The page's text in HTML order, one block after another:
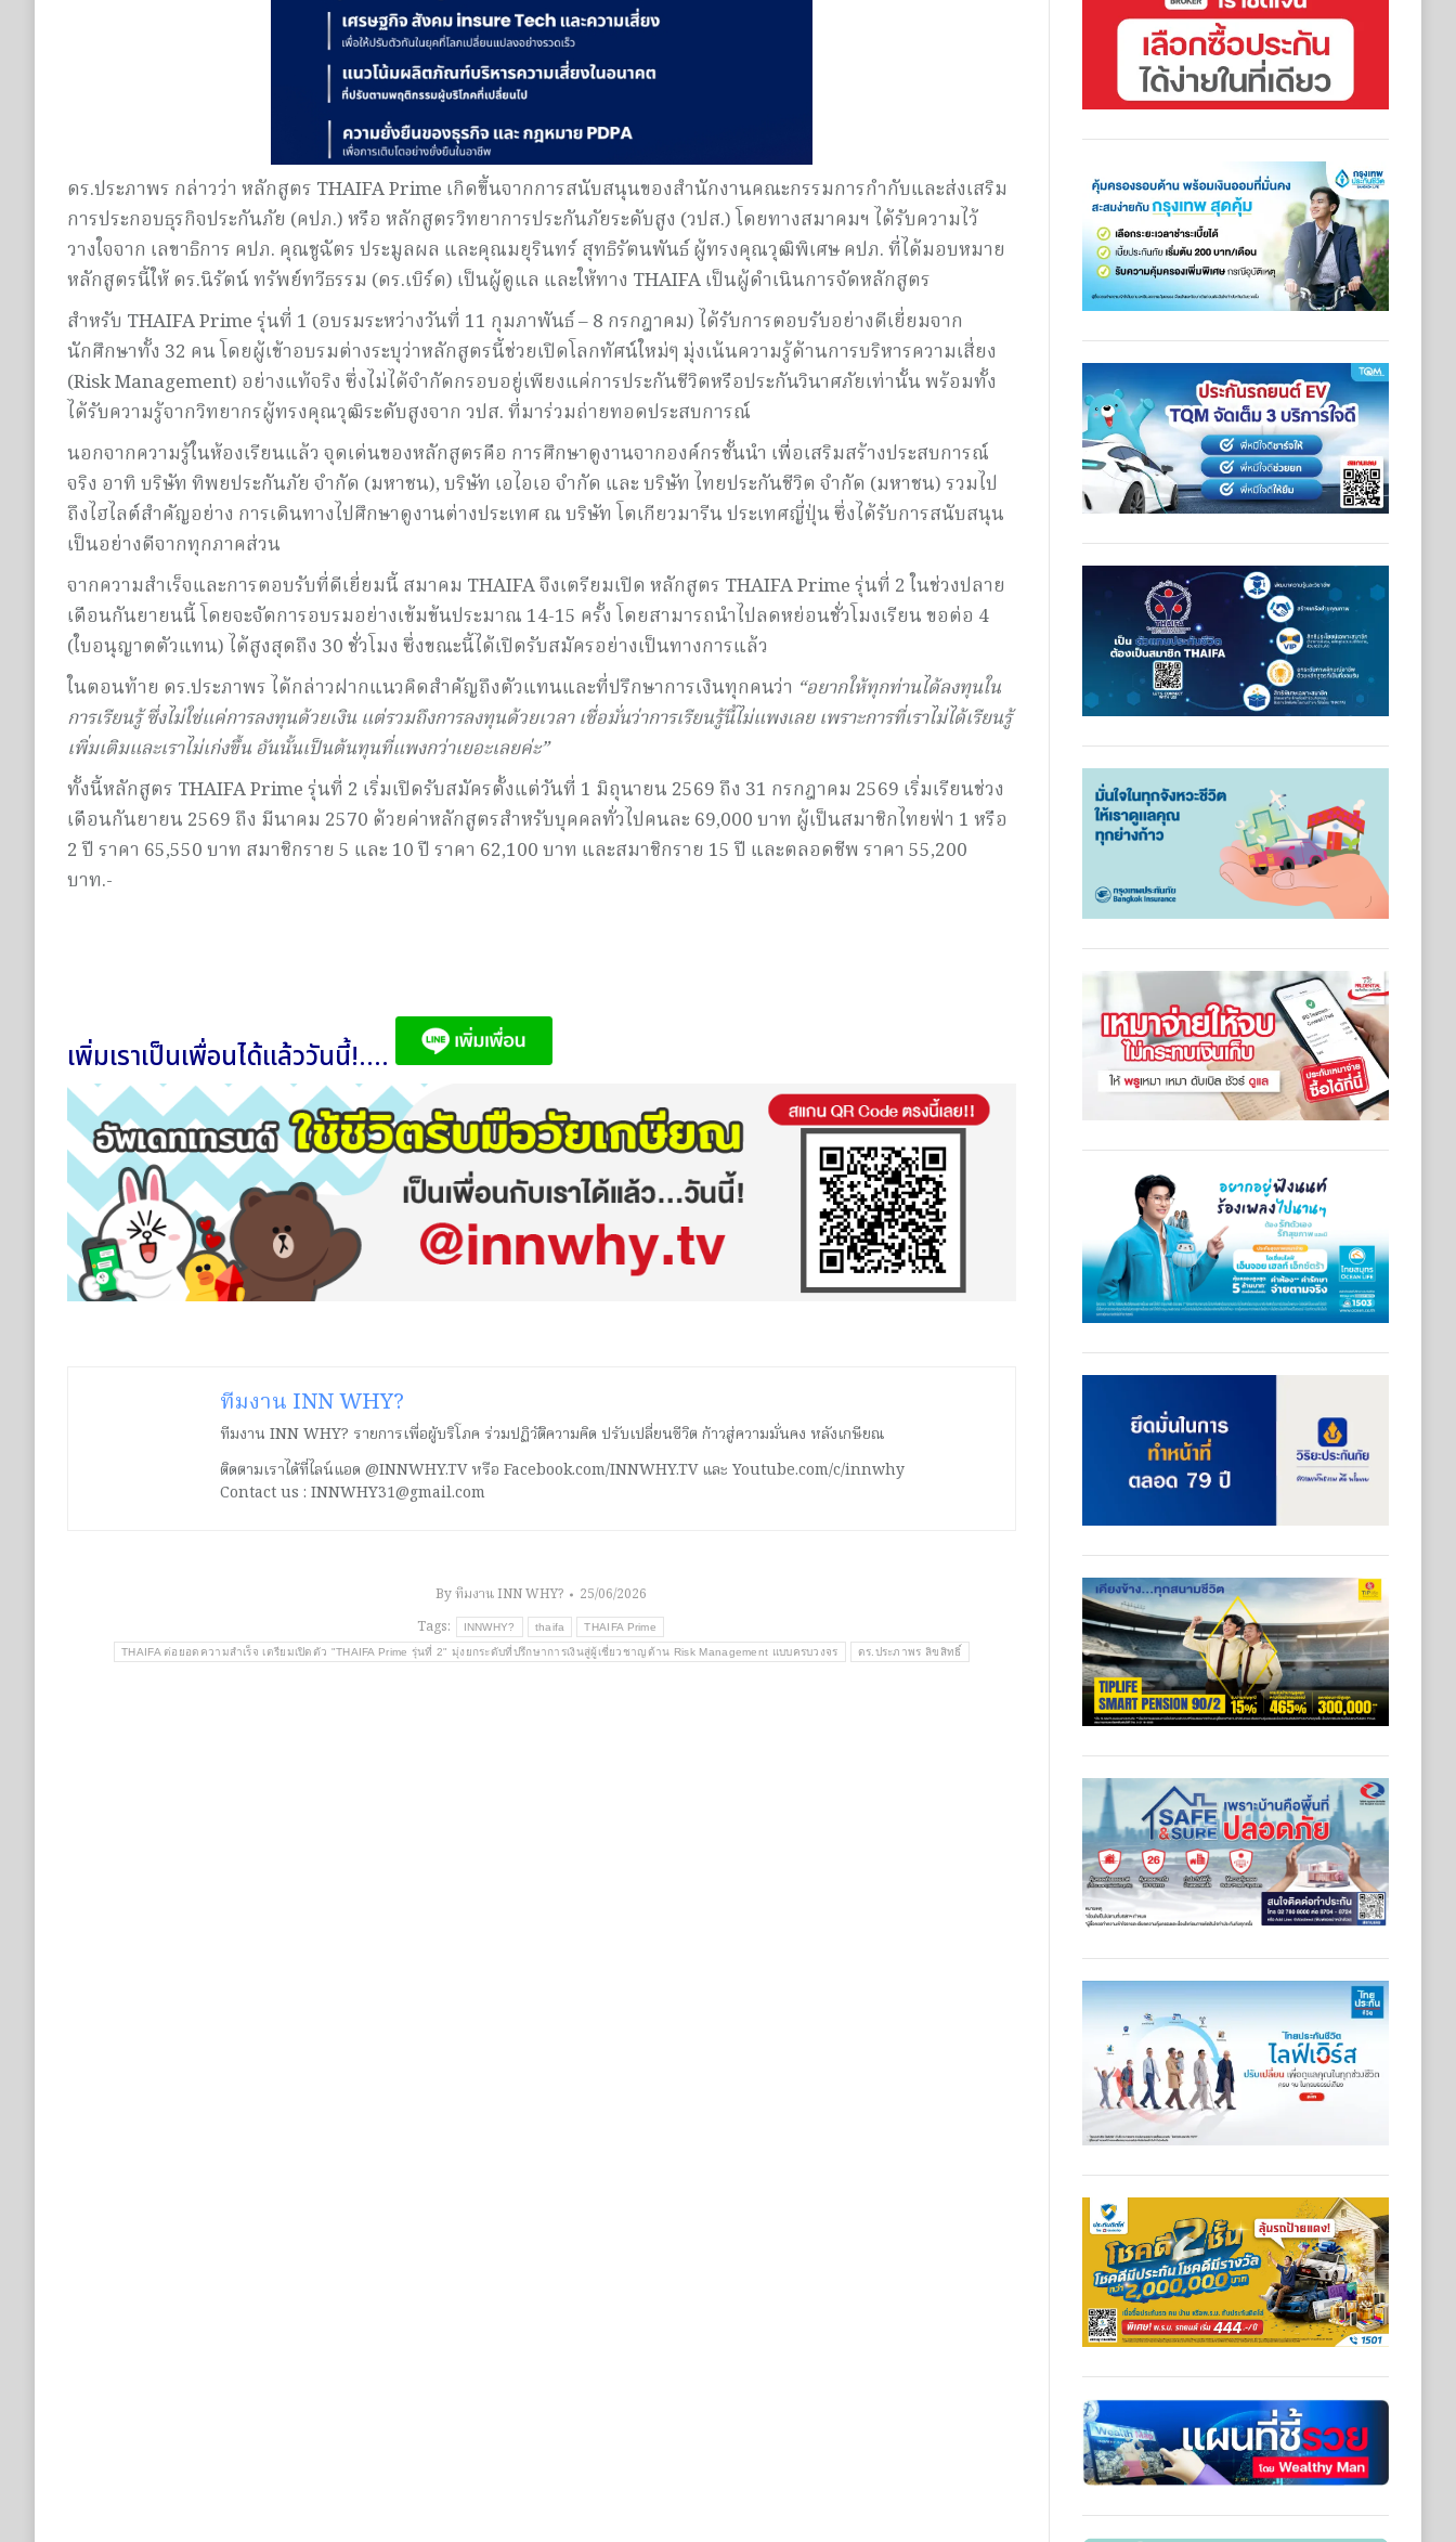
ดร.ประภาพร กล่าวว่า หลักสูตร THAIFA Prime เกิดขึ้นจากการสนับสนุนของสำนักงานคณะกรรมการกำกับและส่งเสริม
การประกอบธุรกิจประกันภัย (คปภ.) หรือ หลักสูตรวิทยาการประกันภัยระดับสูง (วปส.) โดยทางสมาคมฯ ได้รับความไว้
วางใจจาก เลขาธิการ คปภ. คุณชูฉัตร ประมูลผล และคุณมยุรินทร์ สุทธิรัตนพันธ์ ผู้ทรงคุณวุฒิพิเศษ คปภ. ที่ได้มอบหมาย
หลักสูตรนี้ให้ ดร.นิรัตน์ ทรัพย์ทวีธรรม (ดร.เบิร์ด) เป็นผู้ดูแล และให้ทาง THAIFA เป็นผู้ดำเนินการจัดหลักสูตร
สำหรับ THAIFA Prime รุ่นที่ 1 (อบรมระหว่างวันที่ 11 กุมภาพันธ์ – 8 กรกฎาคม) ได้รับการตอบรับอย่างดีเยี่ยมจาก
นักศึกษาทั้ง 32 คน โดยผู้เข้าอบรมต่างระบุว่าหลักสูตรนี้ช่วยเปิดโลกทัศน์ใหม่ๆ มุ่งเน้นความรู้ด้านการบริหารความเสี่ยง
(Risk Management) อย่างแท้จริง ซึ่งไม่ได้จำกัดกรอบอยู่เพียงแค่การประกันชีวิตหรือประกันวินาศภัยเท่านั้น พร้อมทั้ง
ได้รับความรู้จากวิทยากรผู้ทรงคุณวุฒิระดับสูงจาก วปส. ที่มาร่วมถ่ายทอดประสบการณ์
นอกจากความรู้ในห้องเรียนแล้ว จุดเด่นของหลักสูตรคือ การศึกษาดูงานจากองค์กรชั้นนำ เพื่อเสริมสร้างประสบการณ์
จริง อาทิ บริษัท ทิพยประกันภัย จำกัด (มหาชน), บริษัท เอไอเอ จำกัด และ บริษัท ไทยประกันชีวิต จำกัด (มหาชน) รวมไป
ถึงไฮไลต์สำคัญอย่าง การเดินทางไปศึกษาดูงานต่างประเทศ ณ บริษัท โตเกียวมารีน ประเทศญี่ปุ่น ซึ่งได้รับการสนับสนุน
เป็นอย่างดีจากทุกภาคส่วน
จากความสำเร็จและการตอบรับที่ดีเยี่ยมนี้ สมาคม THAIFA จึงเตรียมเปิด หลักสูตร THAIFA Prime รุ่นที่ 2 ในช่วงปลาย
เดือนกันยายนนี้ โดยจะจัดการอบรมอย่างเข้มข้นประมาณ 14-15 ครั้ง โดยสามารถนำไปลดหย่อนชั่วโมงเรียน ขอต่อ 4
(ใบอนุญาตตัวแทน) ได้สูงสุดถึง 30 ชั่วโมง ซึ่งขณะนี้ได้เปิดรับสมัครอย่างเป็นทางการแล้ว
ในตอนท้าย ดร.ประภาพร ได้กล่าวฝากแนวคิดสำคัญถึงตัวแทนและที่ปรึกษาการเงินทุกคนว่า “อยากให้ทุกท่านได้ลงทุนใน
การเรียนรู้ ซึ่งไม่ใช่แค่การลงทุนด้วยเงิน แต่รวมถึงการลงทุนด้วยเวลา เชื่อมั่นว่าการเรียนรู้นี้ไม่แพงเลย เพราะการที่เราไม่ได้เรียนรู้
เพิ่มเติมและเราไม่เก่งขึ้น อันนั้นเป็นต้นทุนที่แพงกว่าเยอะเลยค่ะ”
ทั้งนี้หลักสูตร THAIFA Prime รุ่นที่ 2 เริ่มเปิดรับสมัครตั้งแต่วันที่ 1 มิถุนายน 2569 ถึง 31 กรกฎาคม 2569 เริ่มเรียนช่วง
เดือนกันยายน 2569 ถึง มีนาคม 2570 ด้วยค่าหลักสูตรสำหรับบุคคลทั่วไปคนละ 69,000 บาท ผู้เป็นสมาชิกไทยฟ่า 1 หรือ
2 ปี ราคา 65,550 บาท สมาชิกราย 5 และ 10 ปี ราคา 62,100 บาท และสมาชิกราย 15 ปี และตลอดชีพ ราคา 55,200
บาท.-
เพิ่มเราเป็นเพื่อนได้แล้ววันนี้!....
ทีมงาน INN WHY?
ทีมงาน INN WHY? รายการเพื่อผู้บริโภค ร่วมปฏิวัติความคิด ปรับเปลี่ยนชีวิต ก้าวสู่ความมั่นคง หลังเกษียณ
ติดตามเราได้ที่ไลน์แอด @INNWHY.TV หรือ Facebook.com/INNWHY.TV และ Youtube.com/c/innwhy
Contact us : INNWHY31@gmail.com
Byทีมงาน INN WHY?
25/06/2026
Tags:
INNWHY? thaifa THAIFA Prime
THAIFA ต่อยอดความสำเร็จ เตรียมเปิดตัว "THAIFA Prime รุ่นที่ 2" มุ่งยกระดับที่ปรึกษาการเงินสู่ผู้เชี่ยวชาญด้าน Risk Management แบบครบวงจร ดร.ประภาพร ลิขสิทธิ์